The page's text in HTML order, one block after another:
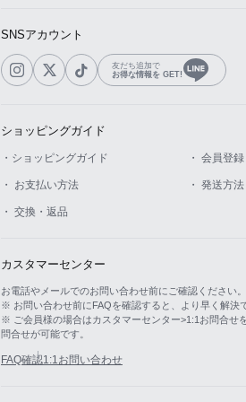
SNSアカウント
友だち追加で
お得な情報を GET!
ショッピングガイド
・ショッピングガイド ・ 会員登録
・ お支払い方法 ・ 発送方法
・ 交換・返品
カスタマーセンター
お電話やメールでのお問い合わせ前にご確認ください。
※ お問い合わせ前にFAQを確認すると、より早く解決
※ ご会員様の場合はカスタマーセンター>1:1お問合せ
問合せが可能です。
FAQ確認1:1お問い合わせ